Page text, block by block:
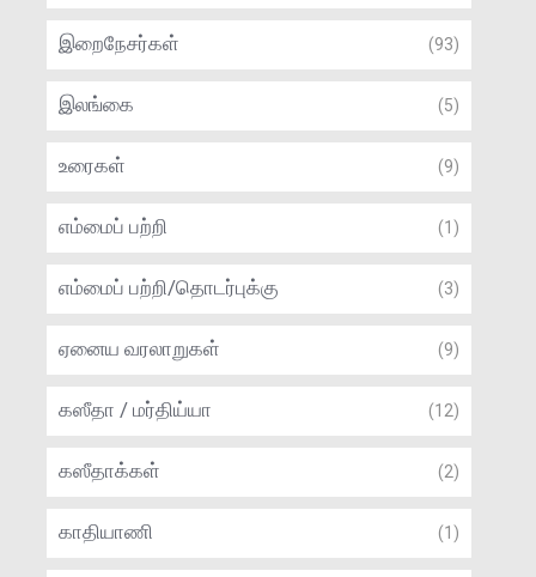
இறைநேசர்கள் (93)
இலங்கை (5)
உரைகள் (9)
எம்மைப் பற்றி (1)
எம்மைப் பற்றி/தொடர்புக்கு (3)
ஏனைய வரலாறுகள் (9)
கஸீதா / மர்திய்யா (12)
கஸீதாக்கள் (2)
காதியாணி (1)